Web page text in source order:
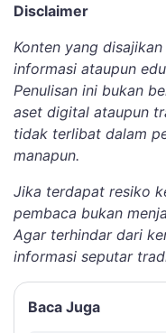
Disclaimer
Konten yang
informasi ataupun
Penulisan ini bukan
aset digital ataupun
tidak terlibat dalam
manapun.
Jika terdapat resiko
pembaca bukan
Agar terhindar dari
informasi seputar
Baca Juga